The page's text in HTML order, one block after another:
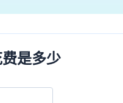
是多少